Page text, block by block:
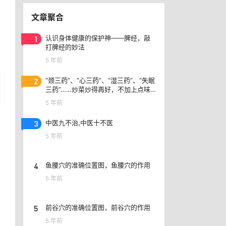
文章聚合
1
认识身体健康的保护神——脾经，敲
打脾经的妙法
5 年前
2
“颈三药”、​“心三药”、“湿三药”、“失眠
三药”……炒菜炒得再好，不加上点味
精味道就是不一样
5 年前
3 中医九不治,中医十不医
5 年前
4 鱼腰穴的准确位置图，鱼腰穴的作用
5 年前
5 前谷穴的准确位置图，前谷穴的作用
5 年前